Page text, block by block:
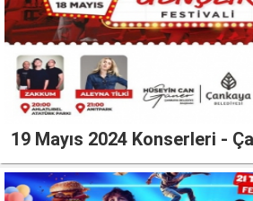
19 Mayıs 2024 Konserleri -